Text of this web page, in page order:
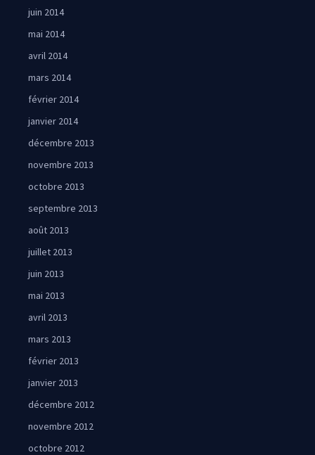
juin 2014
mai 2014
avril 2014
mars 2014
février 2014
janvier 2014
décembre 2013
novembre 2013
octobre 2013
septembre 2013
août 2013
juillet 2013
juin 2013
mai 2013
avril 2013
mars 2013
février 2013
janvier 2013
décembre 2012
novembre 2012
octobre 2012